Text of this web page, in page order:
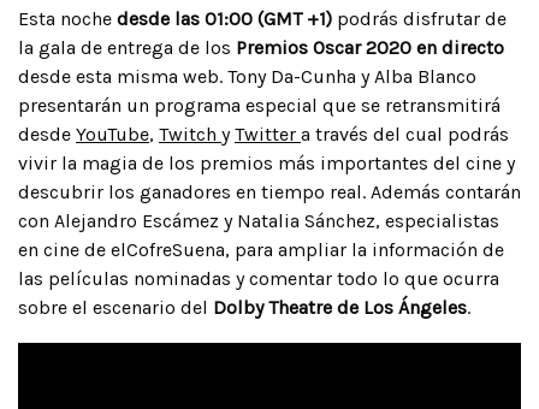
Esta noche desde las 01:00 (GMT +1) podrás disfrutar de
la gala de entrega de los Premios Oscar 2020 en directo
desde esta misma web. Tony Da-Cunha y Alba Blanco
presentarán un programa especial que se retransmitirá
desde YouTube, Twitch yTwitter a través del cual podrás
vivir la magia de los premios más importantes del cine y
descubrir los ganadores en tiempo real. Además contarán
con Alejandro Escámez y Natalia Sánchez, especialistas
en cine de elCofreSuena, para ampliar la información de
las películas nominadas y comentar todo lo que ocurra
sobre el escenario del Dolby Theatre de Los Ángeles.